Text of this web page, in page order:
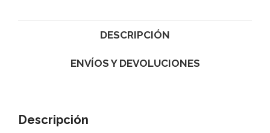
DESCRIPCIÓN
ENVÍOS Y DEVOLUCIONES
Descripción